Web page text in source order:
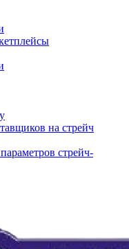
на стрейч
стрейч-